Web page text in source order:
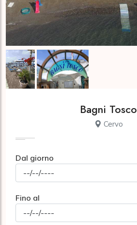
Bagni Tosco
Cervo
Dal giorno
Fino al